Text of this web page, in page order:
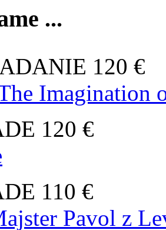
...
120 €
Imagination
120 €
110 €
Pavol z